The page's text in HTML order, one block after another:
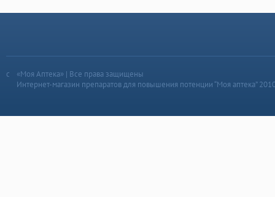
«Моя Аптека» | Все права защищены
Интернет-магазин препаратов для повышения потенции “Моя аптека”